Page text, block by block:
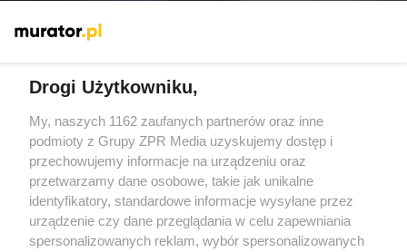
Drogi Użytkowniku,
My, naszych 1162 zaufanych partnerów oraz inne
podmioty z Grupy ZPR Media uzyskujemy dostęp i
przechowujemy informacje na urządzeniu oraz
przetwarzamy dane osobowe, takie jak unikalne
identyfikatory, standardowe informacje wysyłane przez
urządzenie czy dane przeglądania w celu zapewniania
spersonalizowanych reklam, wybór spersonalizowanych